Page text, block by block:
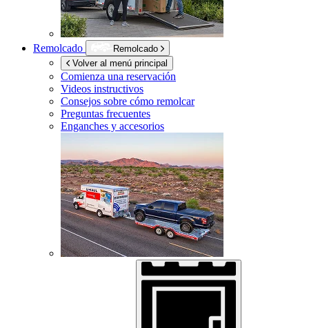
Remolcado
Remolcado
Volver al menú principal
Comienza una reservación
Videos instructivos
Consejos sobre cómo remolcar
Preguntas frecuentes
Enganches y accesorios